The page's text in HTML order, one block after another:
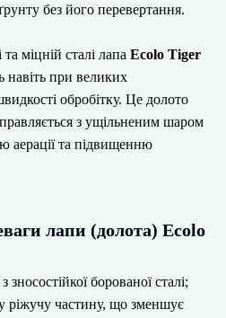
без його перевертання.
міцній сталі лапа Ecolo Tiger
навіть при великих
обробітку. Це долото
з ущільненим шаром
аерації та підвищенню
лапи (долота) Ecolo
борованої сталі;
частину, що зменшує